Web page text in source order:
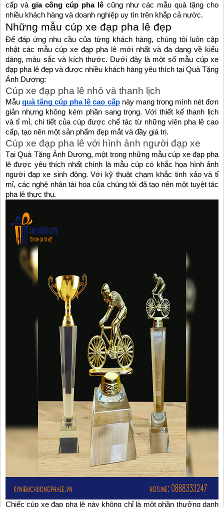
cấp vàgia công cúp pha lê cũng như các mẫu quà tặng cho
nhiều khách hàng và doanh nghiệp uy tín trên khắp cả nước.
Những mẫu cúp xe đạp pha lê đẹp
Để đáp ứng nhu cầu của từng khách hàng, chúng tôi luôn cập
nhật các mẫu cúp xe đạp pha lê mới nhất và đa dạng về kiểu
dáng, màu sắc và kích thước. Dưới đây là một số mẫu cúp xe
đạp pha lê đẹp và được nhiều khách hàng yêu thích tại Quà Tặng
Ánh Dương:
Cúp xe đạp pha lê nhỏ và thanh lịch
Mẫuquà tặng cúp pha lê cao cấpnày mang trong mình nét đơn
giản nhưng không kém phần sang trọng. Với thiết kế thanh lịch
và tỉ mỉ, chi tiết của cúp được chế tác từ những viên pha lê cao
cấp, tạo nên một sản phẩm đẹp mắt và đầy giá trị.
Cúp xe đạp pha lê với hình ảnh người đạp xe
Tại Quà Tặng Ánh Dương, một trong những mẫu cúp xe đạp pha
lê được yêu thích nhất chính là mẫu cúp có khắc họa hình ảnh
người đạp xe sinh động. Với kỹ thuật chạm khắc tinh xảo và tỉ
mỉ, các nghệ nhân tài hoa của chúng tôi đã tạo nên một tuyệt tác
pha lê thực thụ.
Chiếc cúp xe đạp pha lê này không chỉ là một phần thưởng danh